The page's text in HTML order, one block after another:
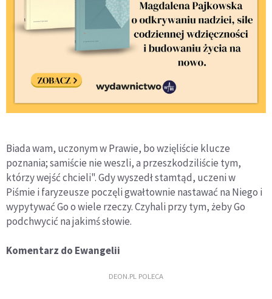
Biada wam, uczonym w Prawie, bo wzięliście klucze
poznania; samiście nie weszli, a przeszkodziliście tym,
którzy wejść chcieli". Gdy wyszedł stamtąd, uczeni w
Piśmie i faryzeusze poczęli gwałtownie nastawać na Niego i
wypytywać Go o wiele rzeczy. Czyhali przy tym, żeby Go
podchwycić na jakimś słowie.
Komentarz do Ewangelii
DEON.PL POLECA